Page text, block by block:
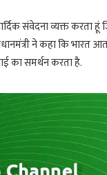
संवेदना व्यक्त करता हूं
ने कहा कि भारत
का समर्थन करता है.